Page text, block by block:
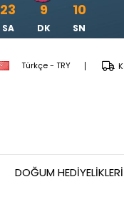
23
SA
9
DK
9
SN
Türkçe - TRY
DOĞUM HEDIYELIKLERI